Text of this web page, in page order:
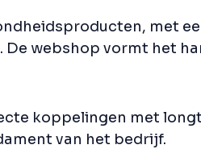
met
webshop vormt het
koppelingen met
van het bedrijf.